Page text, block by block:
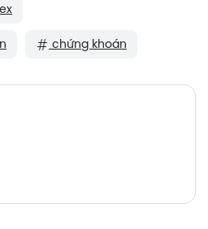
chứng khoán